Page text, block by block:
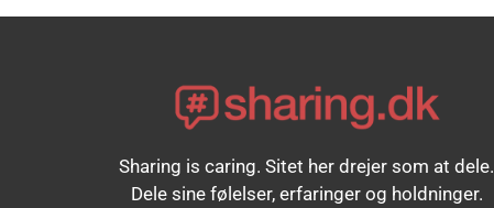
Sharing is caring. Sitet her drejer som at dele.
Dele sine følelser, erfaringer og holdninger.